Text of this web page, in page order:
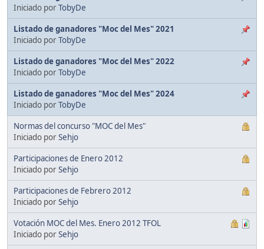
Iniciado porTobyDe
Listado de ganadores "Moc del Mes" 2021
Iniciado porTobyDe
Listado de ganadores "Moc del Mes" 2022
Iniciado porTobyDe
Listado de ganadores "Moc del Mes" 2024
Iniciado porTobyDe
Normas del concurso "MOC del Mes"
Iniciado porSehjo
Participaciones de Enero 2012
Iniciado porSehjo
Participaciones de Febrero 2012
Iniciado porSehjo
Votación MOC del Mes. Enero 2012 TFOL
Iniciado porSehjo